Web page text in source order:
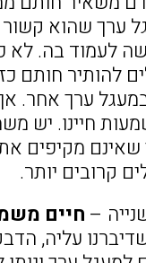
ערך שהוא קשור
לעמוד בה. לא
להותיר חותם
ערך אחר.
חיינו. יש
שאינם מקיפים
קרובים יותר.
– חיים
עליה,